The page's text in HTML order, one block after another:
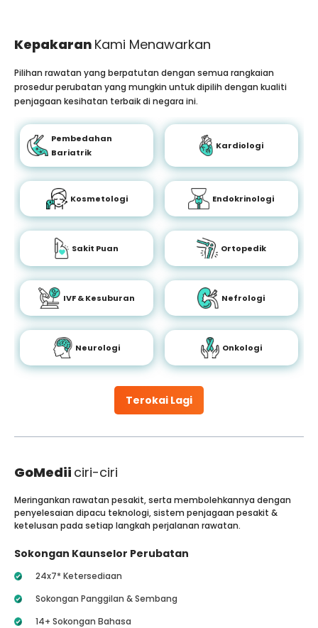
Kepakaran Kami Menawarkan
Terokai Lagi
Pilihan rawatan yang berpatutan dengan semua rangkaian
prosedur perubatan yang mungkin untuk dipilih dengan kualiti
penjagaan kesihatan terbaik di negara ini.
Pembedahan
Bariatrik
Kardiologi
Kosmetologi Endokrinologi
Sakit Puan Ortopedik
IVF & Kesuburan Nefrologi
Neurologi Onkologi
GoMedii ciri-ciri
Meringankan rawatan pesakit, serta membolehkannya dengan
penyelesaian dipacu teknologi, sistem penjagaan pesakit &
ketelusan pada setiap langkah perjalanan rawatan.
Sokongan Kaunselor Perubatan
24x7* Ketersediaan
Sokongan Panggilan & Sembang
14+ Sokongan Bahasa